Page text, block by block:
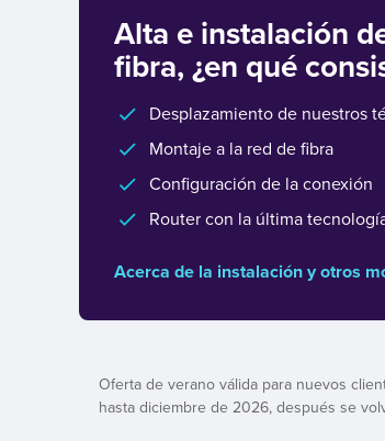
Alta e instalación
fibra, ¿en qué
Desplazamiento de nuestros
Montaje a la red de fibra
Configuración de la conexión
Router con la última
Acerca de la instalación y otros
Oferta de verano válida para nuevos
hasta diciembre de 2026, después se